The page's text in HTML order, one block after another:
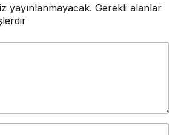
yayınlanmayacak. Gerekli alanlar